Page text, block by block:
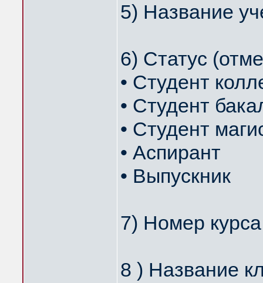
5) Название
6) Статус
• Студент
• Студент
• Студент
• Аспирант
• Выпускник
7) Номер
8 ) Название